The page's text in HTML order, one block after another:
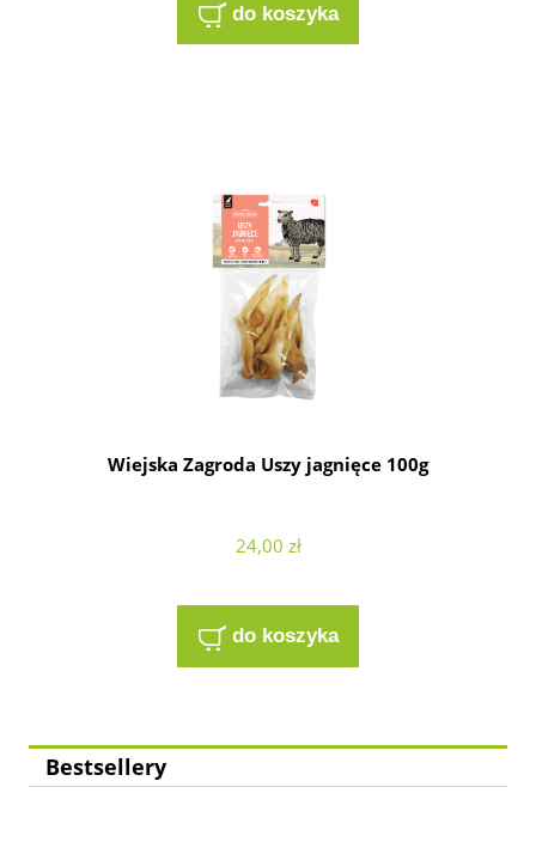
do koszyka
Wiejska Zagroda Uszy jagnięce 100g
24,00 zł
do koszyka
Bestsellery